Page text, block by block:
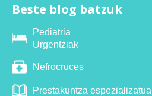
Beste blog batzuk
Pediatria
Urgentziak
Nefrocruces
Prestakuntza espezializatua